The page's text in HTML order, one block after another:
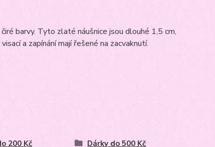
barvy. Tyto zlaté náušnice jsou dlouhé 1,5 cm,
a zapínání mají řešené na zacvaknutí.
200 Kč Dárky do 500 Kč